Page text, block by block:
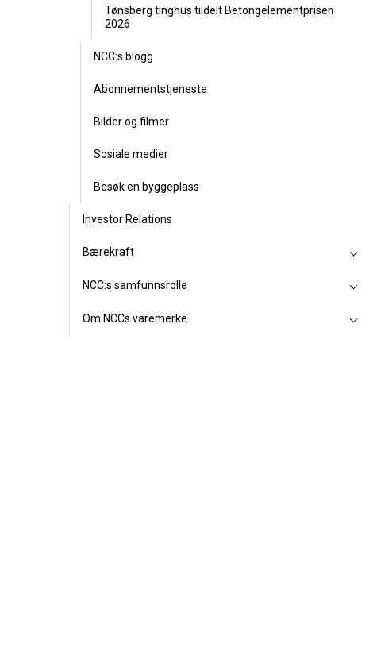
Tønsberg tinghus tildelt Betongelementprisen
2026
NCC:s blogg
Abonnementstjeneste
Bilder og filmer
Sosiale medier
Besøk en byggeplass
Investor Relations
Bærekraft
NCC:s samfunnsrolle
Om NCCs varemerke